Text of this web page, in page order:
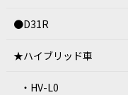
●D31R
★ハイブリッド車
・HV-L0